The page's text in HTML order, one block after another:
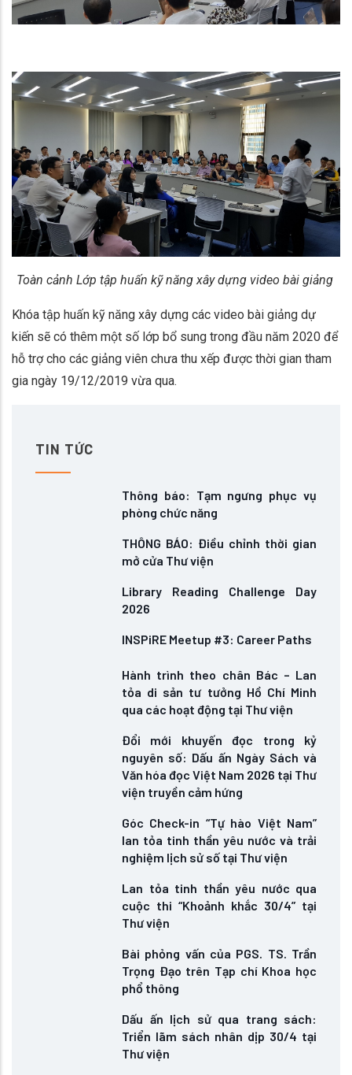
Toàn cảnh Lớp tập huấn kỹ năng xây dựng video bài giảng
Khóa tập huấn kỹ năng xây dựng các video bài giảng dự
kiến sẽ có thêm một số lớp bổ sung trong đầu năm 2020 để
hỗ trợ cho các giảng viên chưa thu xếp được thời gian tham
gia ngày 19/12/2019 vừa qua.
TIN TỨC
Thông báo: Tạm ngưng phục vụ
phòng chức năng
THÔNG BÁO: Điều chỉnh thời gian
mở cửa Thư viện
Library Reading Challenge Day
2026
INSPiRE Meetup #3: Career Paths
Hành trình theo chân Bác – Lan
tỏa di sản tư tưởng Hồ Chí Minh
qua các hoạt động tại Thư viện
Đổi mới khuyến đọc trong kỷ
nguyên số: Dấu ấn Ngày Sách và
Văn hóa đọc Việt Nam 2026 tại Thư
viện truyền cảm hứng
Góc Check-in “Tự hào Việt Nam”
lan tỏa tinh thần yêu nước và trải
nghiệm lịch sử số tại Thư viện
Lan tỏa tinh thần yêu nước qua
cuộc thi “Khoảnh khắc 30/4” tại
Thư viện
Bài phỏng vấn của PGS. TS. Trần
Trọng Đạo trên Tạp chí Khoa học
phổ thông
Dấu ấn lịch sử qua trang sách:
Triển lãm sách nhân dịp 30/4 tại
Thư viện